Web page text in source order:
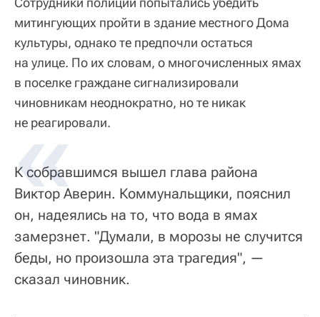
митингующих пройти в здание местного Дома
культуры, однако те предпочли остаться
на улице. По их словам, о многочисленных ямах
в поселке граждане сигнализировали
чиновникам неоднократно, но те никак
не реагировали.
К собравшимся вышел глава района
Виктор Аверин. Коммунальщики, пояснил
он, надеялись на то, что вода в ямах
замерзнет. "Думали, в морозы не случится
беды, но произошла эта трагедия", —
сказал чиновник.